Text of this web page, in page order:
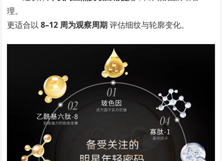
理。
更适合以8–12 周为观察周期评估细纹与轮廓变化。